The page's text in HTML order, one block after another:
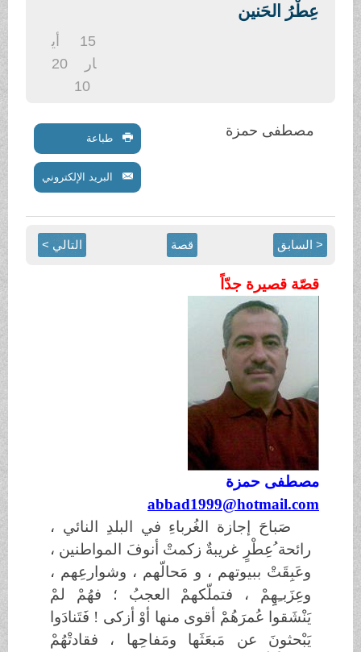
عِطْرُ الحَنين
20
10
مصطفى حمزة طباعة
البريد الإلكتروني
< السابق قصة التالي >
قصّة قصيرة جدّاً
مصطفى حمزة
abbad1999@hotmail.com
صَباحَ إجازة الغُرباءِ في البلدِ النائي ،
رائحة ُعِطْرٍ غريبةٌ زكمتْ أنوفَ المواطنين ،
وعَبِقَتْ ببيوتهم ، و مَحالّهم ، وشوارعِهم ،
وعِزَبـِهِِمْ ، فتملّكهمْ العجبُ ؛ فهُمْ لمْ
يَنْشَقوا عُمرَهُمْ أقوى منها أوْ أزكى ! فَتَنادَوا
يَبْحثونَ عن مَبعَثَها ومَفاحِها ، فقادتْهُمْ